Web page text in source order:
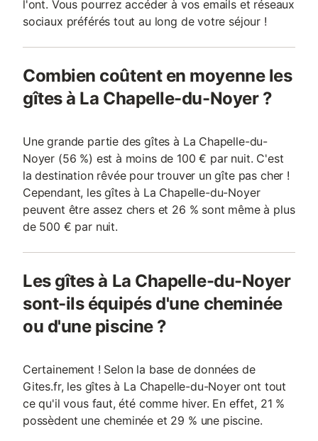
l'ont. Vous pourrez accéder à vos emails et réseaux
sociaux préférés tout au long de votre séjour !
Combien coûtent en moyenne les
gîtes à La Chapelle-du-Noyer ?
Une grande partie des gîtes à La Chapelle-du-
Noyer (56 %) est à moins de 100 € par nuit. C'est
la destination rêvée pour trouver un gîte pas cher !
Cependant, les gîtes à La Chapelle-du-Noyer
peuvent être assez chers et 26 % sont même à plus
de 500 € par nuit.
Les gîtes à La Chapelle-du-Noyer
sont-ils équipés d'une cheminée
ou d'une piscine ?
Certainement ! Selon la base de données de
Gites.fr, les gîtes à La Chapelle-du-Noyer ont tout
ce qu'il vous faut, été comme hiver. En effet, 21 %
possèdent une cheminée et 29 % une piscine.